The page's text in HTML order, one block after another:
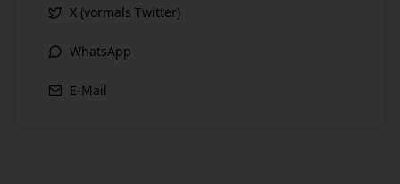
X (vormals Twitter)
WhatsApp
E-Mail